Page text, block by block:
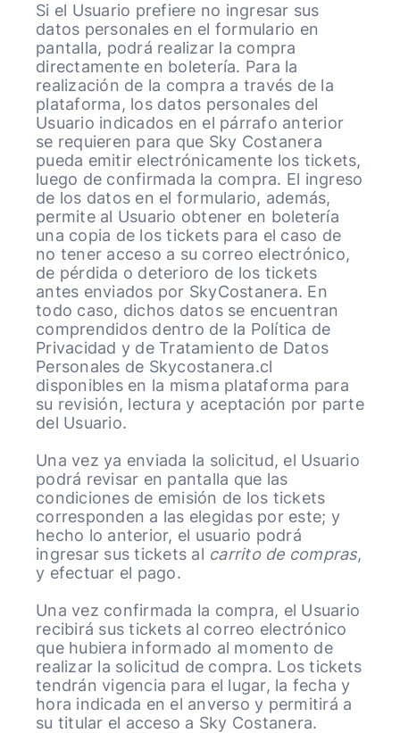
Si el Usuario prefiere no ingresar sus
datos personales en el formulario en
pantalla, podrá realizar la compra
directamente en boletería. Para la
realización de la compra a través de la
plataforma, los datos personales del
Usuario indicados en el párrafo anterior
se requieren para que Sky Costanera
pueda emitir electrónicamente los tickets,
luego de confirmada la compra. El ingreso
de los datos en el formulario, además,
permite al Usuario obtener en boletería
una copia de los tickets para el caso de
no tener acceso a su correo electrónico,
de pérdida o deterioro de los tickets
antes enviados por SkyCostanera. En
todo caso, dichos datos se encuentran
comprendidos dentro de la Política de
Privacidad y de Tratamiento de Datos
Personales de Skycostanera.cl
disponibles en la misma plataforma para
su revisión, lectura y aceptación por parte
del Usuario.
Una vez ya enviada la solicitud, el Usuario
podrá revisar en pantalla que las
condiciones de emisión de los tickets
corresponden a las elegidas por este; y
hecho lo anterior, el usuario podrá
ingresar sus tickets al carrito de compras,
y efectuar el pago.
Una vez confirmada la compra, el Usuario
recibirá sus tickets al correo electrónico
que hubiera informado al momento de
realizar la solicitud de compra. Los tickets
tendrán vigencia para el lugar, la fecha y
hora indicada en el anverso y permitirá a
su titular el acceso a Sky Costanera.